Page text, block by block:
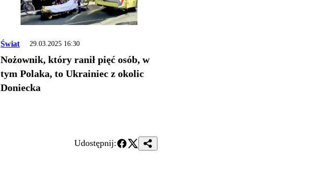
Świat 29.03.2025 16:30
Nożownik, który ranił pięć osób, w
tym Polaka, to Ukrainiec z okolic
Doniecka
Udostępnij: